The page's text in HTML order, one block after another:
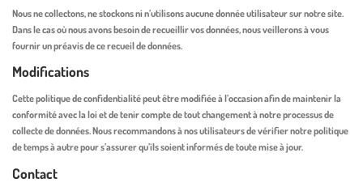
Nous ne collectons, ne stockons ni n’utilisons aucune donnée utilisateur sur notre site.
Dans le cas où nous avons besoin de recueillir vos données, nous veillerons à vous
fournir un préavis de ce recueil de données.
Modifications
Cette politique de confidentialité peut être modifiée à l’occasion afin de maintenir la
conformité avec la loi et de tenir compte de tout changement à notre processus de
collecte de données. Nous recommandons à nos utilisateurs de vérifier notre politique
de temps à autre pour s’assurer qu’ils soient informés de toute mise à jour.
Contact